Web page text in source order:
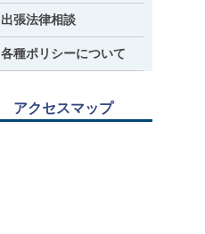
出張法律相談
各種ポリシーについて
アクセスマップ